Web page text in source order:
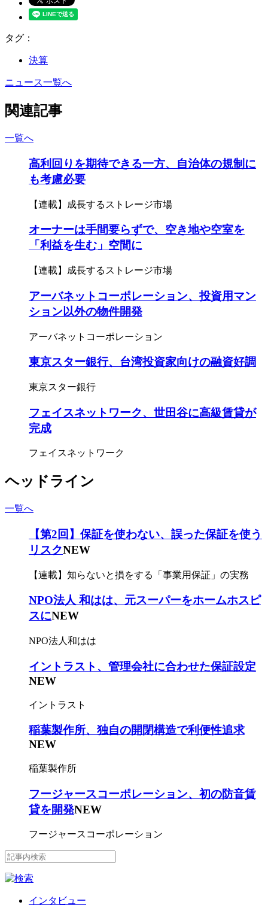
タグ：
決算
ニュース一覧へ
関連記事
一覧へ
高利回りを期待できる一方、自治体の規制に
も考慮必要
【連載】成長するストレージ市場
オーナーは手間要らずで、空き地や空室を
「利益を生む」空間に
【連載】成長するストレージ市場
アーバネットコーポレーション、投資用マン
ション以外の物件開発
アーバネットコーポレーション
東京スター銀行、台湾投資家向けの融資好調
東京スター銀行
フェイスネットワーク、世田谷に高級賃貸が
完成
フェイスネットワーク
ヘッドライン
一覧へ
【第2回】保証を使わない、誤った保証を使う
リスクNEW
【連載】知らないと損をする「事業用保証」の実務
NPO法人 和はは、元スーパーをホームホスピ
スにNEW
NPO法人和はは
イントラスト、管理会社に合わせた保証設定
NEW
イントラスト
稲葉製作所、独自の開閉構造で利便性追求
NEW
稲葉製作所
フージャースコーポレーション、初の防音賃
貸を開発NEW
フージャースコーポレーション
インタビュー